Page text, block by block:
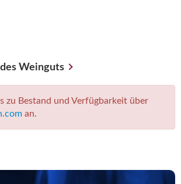
Weinguts
zu Bestand und Verfügbarkeit über
an.